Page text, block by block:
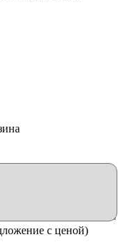
с ценой)